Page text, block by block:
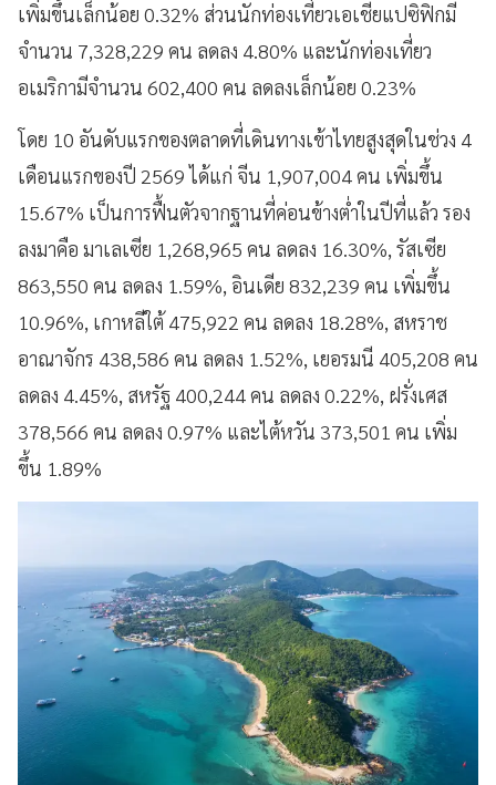
เพิ่มขึ้นเล็กน้อย 0.32% ส่วนนักท่องเที่ยวเอเชียแปซิฟิกมี
จำนวน 7,328,229 คน ลดลง 4.80% และนักท่องเที่ยว
อเมริกามีจำนวน 602,400 คน ลดลงเล็กน้อย 0.23%
โดย 10 อันดับแรกของตลาดที่เดินทางเข้าไทยสูงสุดในช่วง 4
เดือนแรกของปี 2569 ได้แก่ จีน 1,907,004 คน เพิ่มขึ้น
15.67% เป็นการฟื้นตัวจากฐานที่ค่อนข้างต่ำในปีที่แล้ว รอง
ลงมาคือ มาเลเซีย 1,268,965 คน ลดลง 16.30%, รัสเซีย
863,550 คน ลดลง 1.59%, อินเดีย 832,239 คน เพิ่มขึ้น
10.96%, เกาหลีใต้ 475,922 คน ลดลง 18.28%, สหราช
อาณาจักร 438,586 คน ลดลง 1.52%, เยอรมนี 405,208 คน
ลดลง 4.45%, สหรัฐ 400,244 คน ลดลง 0.22%, ฝรั่งเศส
378,566 คน ลดลง 0.97% และไต้หวัน 373,501 คน เพิ่ม
ขึ้น 1.89%